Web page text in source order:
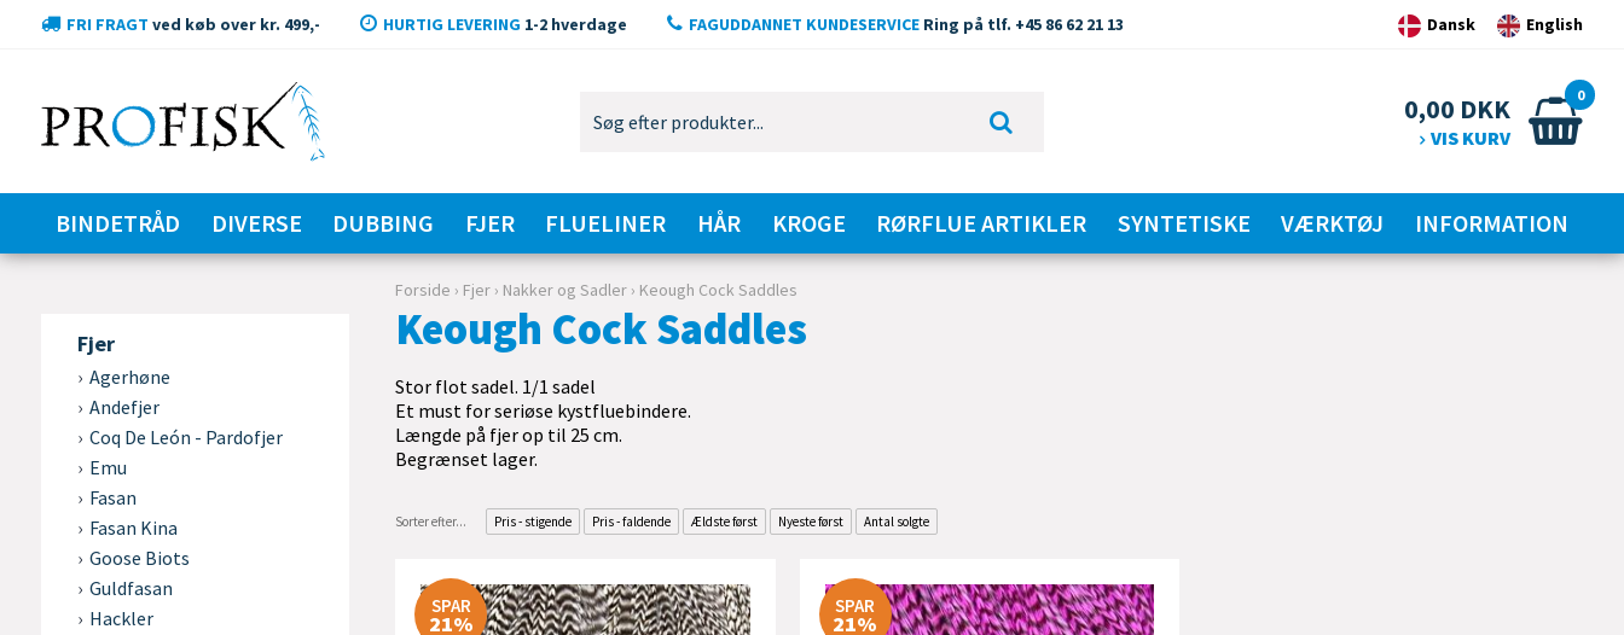
FRI FRAGT ved køb over kr. 499,- HURTIG LEVERING1-2 hverdage FAGUDDANNET KUNDESERVICERing på tlf. +45 86 62 21 13 Dansk English
0
0,00 DKK
VIS KURV
BINDETRÅD DIVERSE DUBBING FJER FLUELINER HÅR KROGE RØRFLUE ARTIKLER SYNTETISKE VÆRKTØJ INFORMATION
Fjer
Agerhøne
Andefjer
Coq De León - Pardofjer
Emu
Fasan
Fasan Kina
Goose Biots
Guldfasan
Hackler
Forside › Fjer › Nakker og Sadler › Keough Cock Saddles
Keough Cock Saddles
Stor flot sadel. 1/1 sadel
Et must for seriøse kystfluebindere.
Længde på fjer op til 25 cm.
Begrænset lager.
Sorter efter... Pris - stigende Pris - faldende Ældste først Nyeste først Antal solgte
SPAR
21%
SPAR
21%